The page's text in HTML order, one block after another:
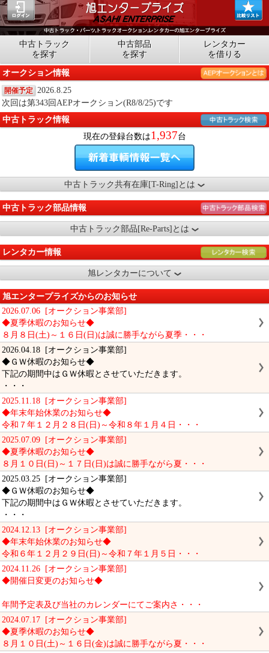
中古トラック
を探す
中古部品
を探す
レンタカー
を借りる
オークション情報
開催予定
2026.8.25
次回は第343回AEPオークション(R8/8/25)です
中古トラック情報
現在の登録台数は1,937台
中古トラック共有在庫[T-Ring]とは
中古トラック部品情報
中古トラック部品[Re-Parts]とは
レンタカー情報
旭レンタカーについて
旭エンタープライズからのお知らせ
2026.07.06 [オークション事業部]
◆夏季休暇のお知らせ◆
８月８日(土)～１６日(日)は誠に勝手ながら夏季・・・
2026.04.18 [オークション事業部]
◆ＧＷ休暇のお知らせ◆
下記の期間中はＧＷ休暇とさせていただきます。
・・・
2025.11.18 [オークション事業部]
◆年末年始休業のお知らせ◆
令和７年１２月２８日(日)～令和８年１月４日・・・
2025.07.09 [オークション事業部]
◆夏季休暇のお知らせ◆
８月１０日(日)～１７日(日)は誠に勝手ながら夏・・・
2025.03.25 [オークション事業部]
◆ＧＷ休暇のお知らせ◆
下記の期間中はＧＷ休暇とさせていただきます。
・・・
2024.12.13 [オークション事業部]
◆年末年始休業のお知らせ◆
令和６年１２月２９日(日)～令和７年１月５日・・・
2024.11.26 [オークション事業部]
◆開催日変更のお知らせ◆
年間予定表及び当社のカレンダーにてご案内さ・・・
2024.07.17 [オークション事業部]
◆夏季休暇のお知らせ◆
８月１０日(土)～１６日(金)は誠に勝手ながら夏・・・